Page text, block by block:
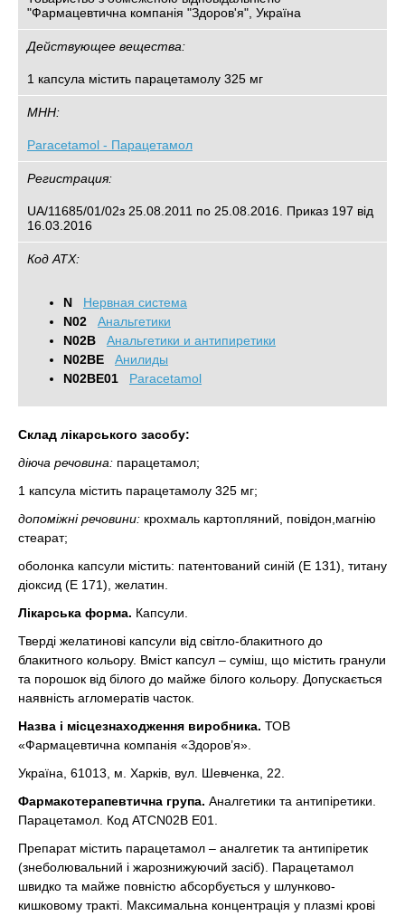
"Фармацевтична компанія "Здоров'я", Україна
Действующее вещества:
1 капсула містить парацетамолу 325 мг
МНН:
Paracetamol - Парацетамол
Регистрация:
UA/11685/01/02з 25.08.2011 по 25.08.2016. Приказ 197 від
16.03.2016
Код АТХ:
N
Нервная система
N02
Анальгетики
N02B
Анальгетики и антипиретики
N02BE
Анилиды
N02BE01
Paracetamol
Склад лікарського засобу:
діюча речовина: парацетамол;
1 капсула містить парацетамолу 325 мг;
допоміжні речовини: крохмаль картопляний, повідон,магнію
стеарат;
оболонка капсули містить: патентований синій (Е 131), титану
діоксид (Е 171), желатин.
Лікарська форма. Капсули.
Тверді желатинові капсули від світло-блакитного до
блакитного кольору. Вміст капсул – суміш, що містить гранули
та порошок від білого до майже білого кольору. Допускається
наявність агломератів часток.
Назва і місцезнаходження виробника. ТОВ
«Фармацевтична компанія «Здоров’я».
Україна, 61013, м. Харків, вул. Шевченка, 22.
Фармакотерапевтична група. Аналгетики та антипіретики.
Парацетамол. Код АТСN02B E01.
Препарат містить парацетамол – аналгетик та антипіретик
(знеболювальний і жарознижуючий засіб). Парацетамол
швидко та майже повністю абсорбується у шлунково-
кишковому тракті. Максимальна концентрація у плазмі крові